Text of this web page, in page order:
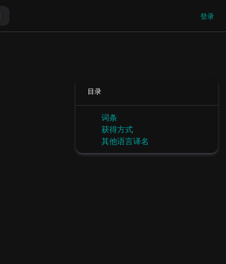
登录
目录
词条
获得方式
其他语言译名